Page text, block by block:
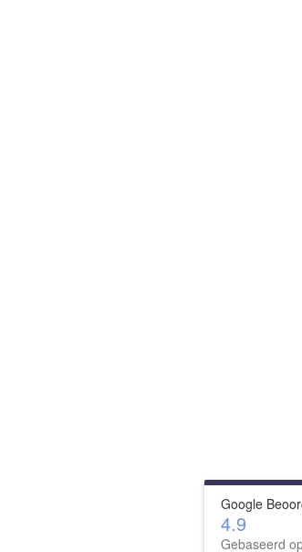
Google
4.9
Gebaseerd